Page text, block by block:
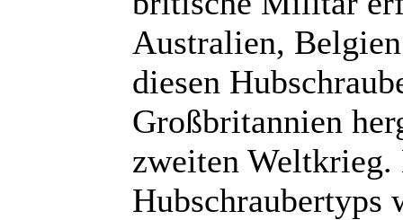
Australien,
diesen
Großbritannien
zweiten Weltkrieg.
Hubschraubertyps